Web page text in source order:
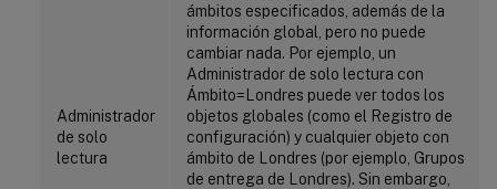
Administrador
de solo
lectura
ámbitos especificados, además de la
información global, pero no puede
cambiar nada. Por ejemplo, un
Administrador de solo lectura con
Ámbito=Londres puede ver todos los
objetos globales (como el Registro de
configuración) y cualquier objeto con
ámbito de Londres (por ejemplo, Grupos
de entrega de Londres). Sin embargo,